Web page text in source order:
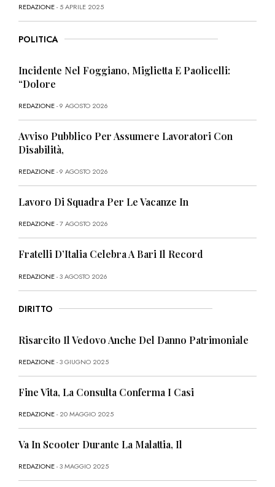
REDAZIONE- 5 APRILE 2025
POLITICA
Incidente Nel Foggiano, Miglietta E Paolicelli:
“Dolore
REDAZIONE- 9 AGOSTO 2026
Avviso Pubblico Per Assumere Lavoratori Con
Disabilità,
REDAZIONE- 9 AGOSTO 2026
Lavoro Di Squadra Per Le Vacanze In
REDAZIONE- 7 AGOSTO 2026
Fratelli D’Italia Celebra A Bari Il Record
REDAZIONE- 3 AGOSTO 2026
DIRITTO
Risarcito Il Vedovo Anche Del Danno Patrimoniale
REDAZIONE- 3 GIUGNO 2025
Fine Vita, La Consulta Conferma I Casi
REDAZIONE- 20 MAGGIO 2025
Va In Scooter Durante La Malattia, Il
REDAZIONE- 3 MAGGIO 2025